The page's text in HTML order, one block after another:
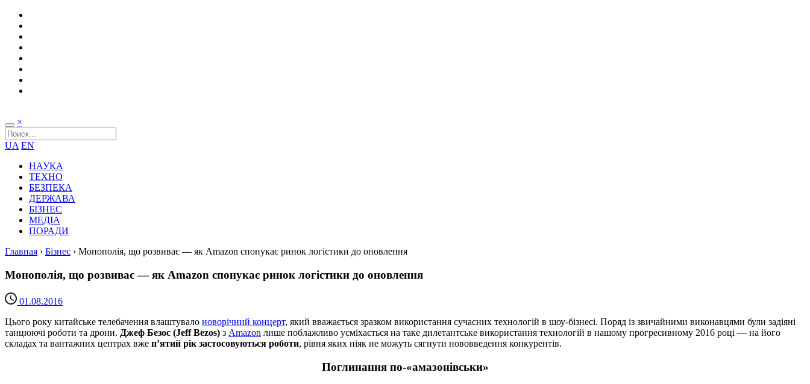
×
UA EN
НАУКА
ТЕХНО
БЕЗПЕКА
ДЕРЖАВА
БІЗНЕС
МЕДІА
ПОРАДИ
Главная › Бізнес › Монополія, що розвиває — як Amazon спонукає ринок логістики до оновлення
Монополія, що розвиває — як Amazon спонукає ринок логістики до оновлення
01.08.2016
Цього року китайське телебачення влаштувало новорічний концерт, який вважається зразком використання сучасних технологій в шоу-бізнесі. Поряд із звичайними виконавцями були задіяні
танцюючі роботи та дрони. Джеф Безос (Jeff Bezos) з Amazon лише поблажливо усміхається на таке дилетантське використання технологій в нашому прогресивному 2016 році — на його
складах та вантажних центрах вже п’ятий рік застосовуються роботи, рівня яких ніяк не можуть сягнути нововведення конкурентів.
Поглинання по-«амазонівськи»